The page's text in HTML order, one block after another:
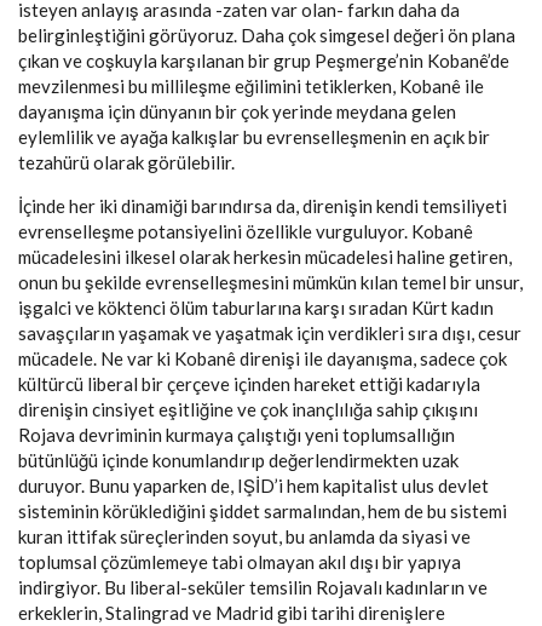
isteyen anlayış arasında -zaten var olan- farkın daha da
belirginleştiğini görüyoruz. Daha çok simgesel değeri ön plana
çıkan ve coşkuyla karşılanan bir grup Peşmerge’nin Kobanê’de
mevzilenmesi bu millileşme eğilimini tetiklerken, Kobanê ile
dayanışma için dünyanın bir çok yerinde meydana gelen
eylemlilik ve ayağa kalkışlar bu evrenselleşmenin en açık bir
tezahürü olarak görülebilir.
İçinde her iki dinamiği barındırsa da, direnişin kendi temsiliyeti
evrenselleşme potansiyelini özellikle vurguluyor. Kobanê
mücadelesini ilkesel olarak herkesin mücadelesi haline getiren,
onun bu şekilde evrenselleşmesini mümkün kılan temel bir unsur,
işgalci ve köktenci ölüm taburlarına karşı sıradan Kürt kadın
savaşçıların yaşamak ve yaşatmak için verdikleri sıra dışı, cesur
mücadele. Ne var ki Kobanê direnişi ile dayanışma, sadece çok
kültürcü liberal bir çerçeve içinden hareket ettiği kadarıyla
direnişin cinsiyet eşitliğine ve çok inançlılığa sahip çıkışını
Rojava devriminin kurmaya çalıştığı yeni toplumsallığın
bütünlüğü içinde konumlandırıp değerlendirmekten uzak
duruyor. Bunu yaparken de, IŞİD’i hem kapitalist ulus devlet
sisteminin körüklediğini şiddet sarmalından, hem de bu sistemi
kuran ittifak süreçlerinden soyut, bu anlamda da siyasi ve
toplumsal çözümlemeye tabi olmayan akıl dışı bir yapıya
indirgiyor. Bu liberal-seküler temsilin Rojavalı kadınların ve
erkeklerin, Stalingrad ve Madrid gibi tarihi direnişlere